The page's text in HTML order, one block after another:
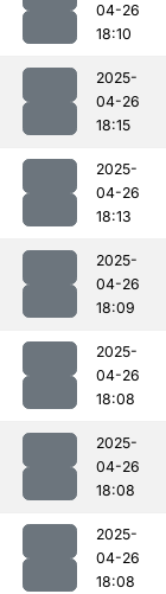
04-26
18:10
2025-
04-26
18:15
2025-
04-26
18:13
2025-
04-26
18:09
2025-
04-26
18:08
2025-
04-26
18:08
2025-
04-26
18:08